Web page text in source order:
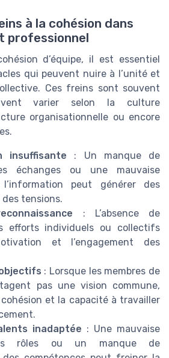
à la cohésion dans
professionnel
d’équipe, il est essentiel
qui peuvent nuire à l’unité et
Ces freins sont souvent
varier selon la culture
organisationnelle ou encore
insuffisante : Un manque de
échanges ou une mauvaise
peut générer des
tensions.
: L’absence de
efforts individuels ou collectifs
et l’engagement des
: Lorsque les membres de
pas une vision commune,
et la capacité à travailler
inadaptée : Une mauvaise
rôles ou un manque de